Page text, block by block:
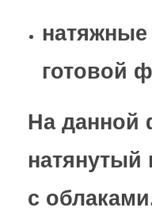
натяжные
готовой
На данной
натянутый
с